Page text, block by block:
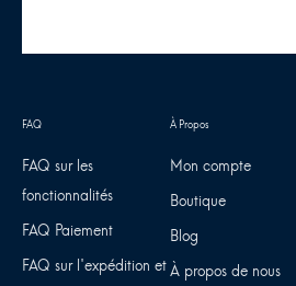
FAQ sur les
fonctionnalités
FAQ Paiement
FAQ sur l'expédition et
Mon compte
Boutique
Blog
À propos de nous